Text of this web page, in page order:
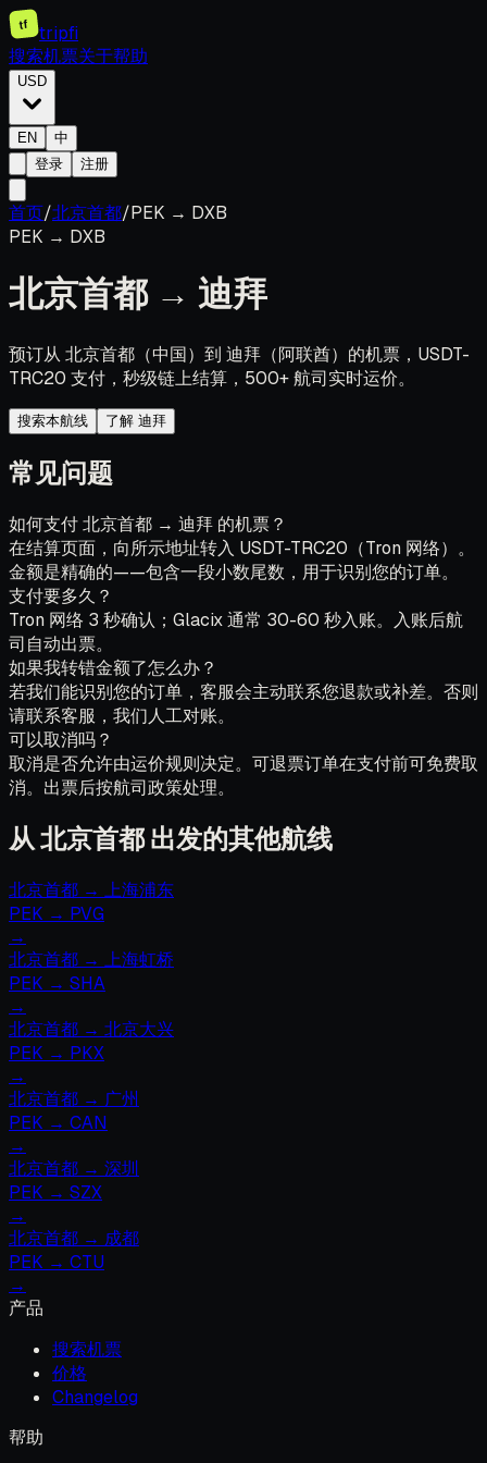
tf
tripfi
搜索机票关于帮助
USD
EN
中
登录
注册
首页/北京首都/PEK → DXB
PEK → DXB
北京首都 → 迪拜
预订从 北京首都（中国）到 迪拜（阿联酋）的机票，USDT-
TRC20 支付，秒级链上结算，500+ 航司实时运价。
搜索本航线 了解 迪拜
常见问题
如何支付 北京首都 → 迪拜 的机票？
在结算页面，向所示地址转入 USDT-TRC20（Tron 网络）。
金额是精确的——包含一段小数尾数，用于识别您的订单。
支付要多久？
Tron 网络 3 秒确认；Glacix 通常 30-60 秒入账。入账后航
司自动出票。
如果我转错金额了怎么办？
若我们能识别您的订单，客服会主动联系您退款或补差。否则
请联系客服，我们人工对账。
可以取消吗？
取消是否允许由运价规则决定。可退票订单在支付前可免费取
消。出票后按航司政策处理。
从 北京首都 出发的其他航线
北京首都 → 上海浦东
PEK → PVG
→
北京首都 → 上海虹桥
PEK → SHA
→
北京首都 → 北京大兴
PEK → PKX
→
北京首都 → 广州
PEK → CAN
→
北京首都 → 深圳
PEK → SZX
→
北京首都 → 成都
PEK → CTU
→
产品
搜索机票
价格
Changelog
帮助